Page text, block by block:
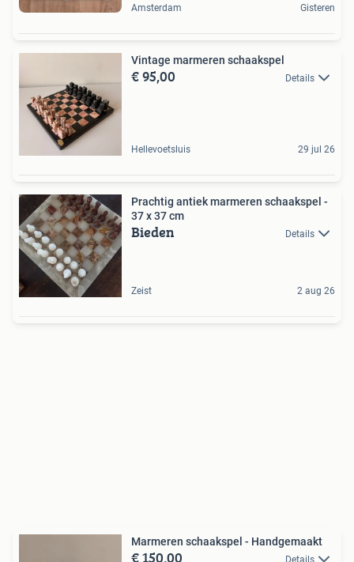
Amsterdam Gisteren
Vintage marmeren schaakspel
€ 95,00 Details
Hellevoetsluis 29 jul 26
Prachtig antiek marmeren schaakspel -
37 x 37 cm
Bieden Details
Zeist 2 aug 26
Marmeren schaakspel - Handgemaakt
€ 150,00 Details